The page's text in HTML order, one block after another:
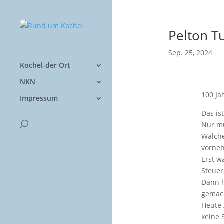
Kochel-der Ort
NKN
Impressum
Pelton
Sep. 25, 2024
100
Das
Nur
Erst
Dann
Heute
keine